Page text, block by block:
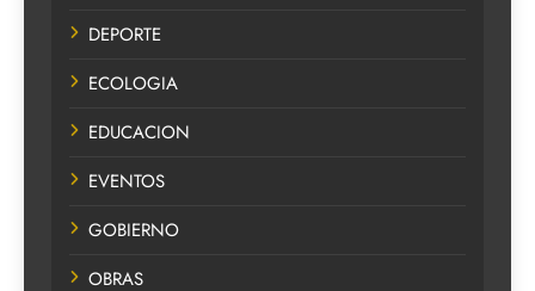
DEPORTE
ECOLOGIA
EDUCACION
EVENTOS
GOBIERNO
OBRAS